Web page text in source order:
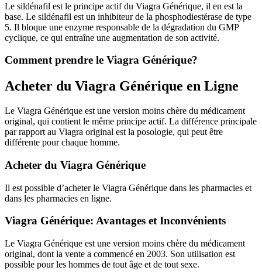
Le sildénafil est le principe actif du Viagra Générique, il en est la
base. Le sildénafil est un inhibiteur de la phosphodiestérase de type
5. Il bloque une enzyme responsable de la dégradation du GMP
cyclique, ce qui entraîne une augmentation de son activité.
Comment prendre le Viagra Générique?
Acheter du Viagra Générique en Ligne
Le Viagra Générique est une version moins chère du médicament
original, qui contient le même principe actif. La différence principale
par rapport au Viagra original est la posologie, qui peut être
différente pour chaque homme.
Acheter du Viagra Générique
Il est possible d’acheter le Viagra Générique dans les pharmacies et
dans les pharmacies en ligne.
Viagra Générique: Avantages et Inconvénients
Le Viagra Générique est une version moins chère du médicament
original, dont la vente a commencé en 2003. Son utilisation est
possible pour les hommes de tout âge et de tout sexe.